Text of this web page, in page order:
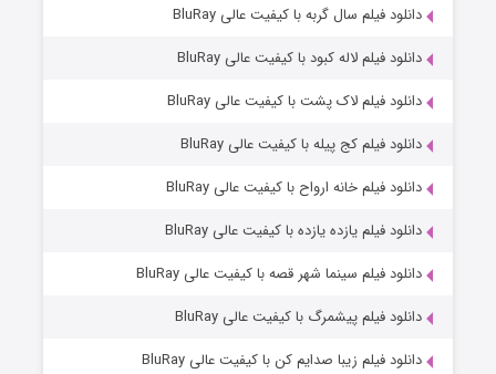
قسمت۲ (زیرنویس) منتشر شد دانلود فیلم سال گربه با کیفیت عالی BluRay
دانلود فیلم لاله کبود با کیفیت عالی BluRay
دانلود فیلم لاک پشت با کیفیت عالی BluRay
دانلود فیلم کج‌ پیله با کیفیت عالی BluRay
دانلود فیلم خانه ارواح با کیفیت عالی BluRay
دانلود فیلم یازده یازده با کیفیت عالی BluRay
دانلود فیلم سینما شهر قصه با کیفیت عالی BluRay
دانلود فیلم پیشمرگ با کیفیت عالی BluRay
دانلود فیلم زیبا صدایم کن با کیفیت عالی BluRay